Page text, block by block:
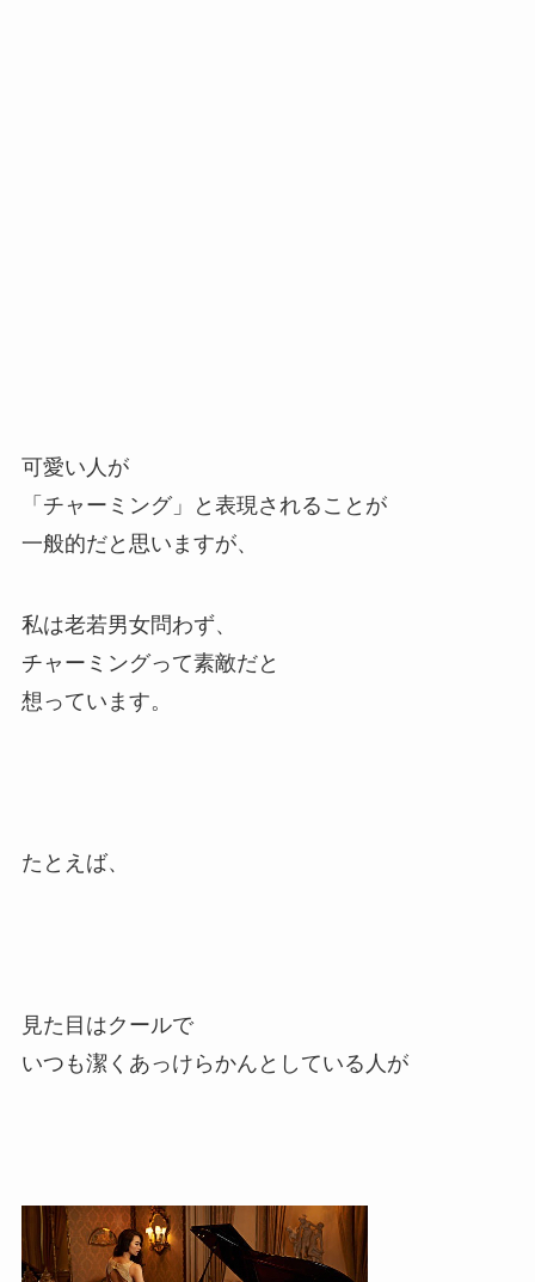
可愛い人が
「チャーミング」と表現されることが
一般的だと思いますが、
私は老若男女問わず、
チャーミングって素敵だと
想っています。
たとえば、
見た目はクールで
いつも潔くあっけらかんとしている人が